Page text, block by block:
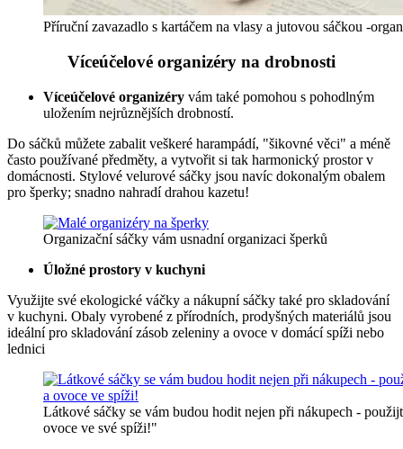
Příruční zavazadlo s kartáčem na vlasy a jutovou sáčkou -
Víceúčelové organizéry na drobnosti
Víceúčelové organizéry vám také pomohou s pohodlným
uložením nejrůznějších drobností.
Do sáčků můžete zabalit veškeré harampádí, "šikovné věci" a méně
často používané předměty, a vytvořit si tak harmonický prostor v
domácnosti. Stylové velurové sáčky jsou navíc dokonalým obalem
pro šperky; snadno nahradí drahou kazetu!
Organizační sáčky vám usnadní organizaci šperků
Úložné prostory v kuchyni
Využijte své ekologické váčky a nákupní sáčky také pro skladování
v kuchyni. Obaly vyrobené z přírodních, prodyšných materiálů jsou
ideální pro skladování zásob zeleniny a ovoce v domácí spíži nebo
lednici
Látkové sáčky se vám budou hodit nejen při nákupech -
ovoce ve své spíži!"